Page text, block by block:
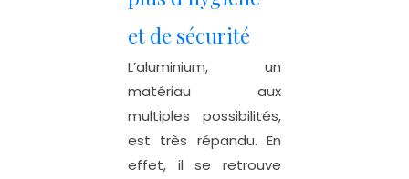
et de sécurité
L’aluminium, un
matériau aux
multiples possibilités,
est très répandu. En
effet, il se retrouve